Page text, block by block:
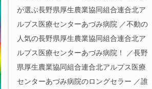
が選ぶ長野県厚生農業協同組合連合北ア
ルプス医療センターあづみ病院 ／不動の
人気の長野県厚生農業協同組合連合北ア
ルプス医療センターあづみ病院！ ／長野
県厚生農業協同組合連合北アルプス医療
センターあづみ病院のロングセラー ／誰